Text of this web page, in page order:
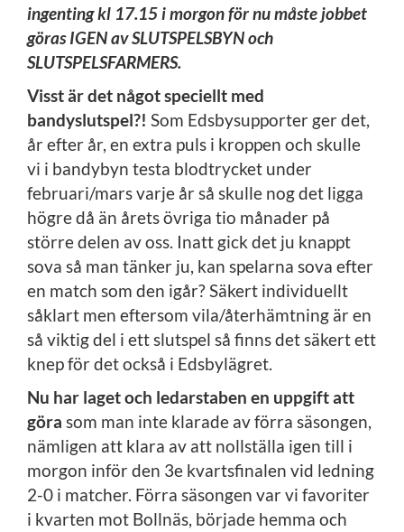
ingenting kl 17.15 i morgon för nu måste jobbet
göras IGEN av SLUTSPELSBYN och
SLUTSPELSFARMERS.
Visst är det något speciellt med
bandyslutspel?! Som Edsbysupporter ger det,
år efter år, en extra puls i kroppen och skulle
vi i bandybyn testa blodtrycket under
februari/mars varje år så skulle nog det ligga
högre då än årets övriga tio månader på
större delen av oss. Inatt gick det ju knappt
sova så man tänker ju, kan spelarna sova efter
en match som den igår? Säkert individuellt
såklart men eftersom vila/återhämtning är en
så viktig del i ett slutspel så finns det säkert ett
knep för det också i Edsbylägret.
Nu har laget och ledarstaben en uppgift att
göra som man inte klarade av förra säsongen,
nämligen att klara av att nollställa igen till i
morgon inför den 3e kvartsfinalen vid ledning
2-0 i matcher. Förra säsongen var vi favoriter
i kvarten mot Bollnäs, började hemma och